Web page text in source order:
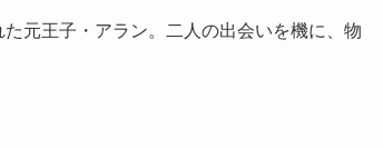
元王子・アラン。二人の出会いを機に、物